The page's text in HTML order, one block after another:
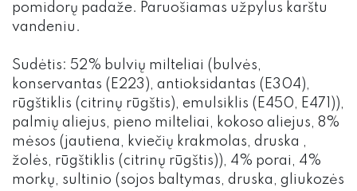
pomidorų padaže. Paruošiamas užpylus karštu
vandeniu.
Sudėtis: 52% bulvių milteliai (bulvės,
konservantas (E223), antioksidantas (E304),
rūgštiklis (citrinų rūgštis), emulsiklis (E450, E471)),
palmių aliejus, pieno milteliai, kokoso aliejus, 8%
mėsos (jautiena, kviečių krakmolas, druska ,
žolės, rūgštiklis (citrinų rūgštis)), 4% porai, 4%
morkų, sultinio (sojos baltymas, druska, gliukozės